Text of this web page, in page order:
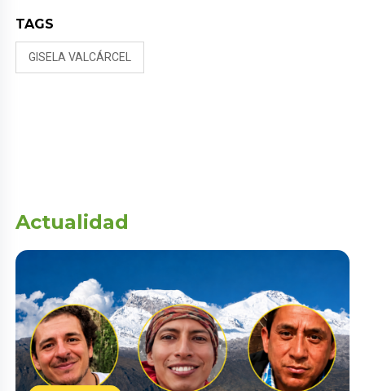
TAGS
GISELA VALCÁRCEL
Actualidad